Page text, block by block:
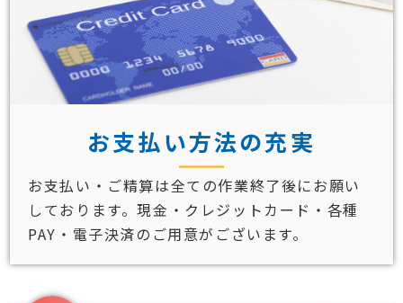
お支払い方法の充実
お支払い・ご精算は全ての作業終了後にお願い
しております。現金・クレジットカード・各種
PAY・電子決済のご用意がございます。